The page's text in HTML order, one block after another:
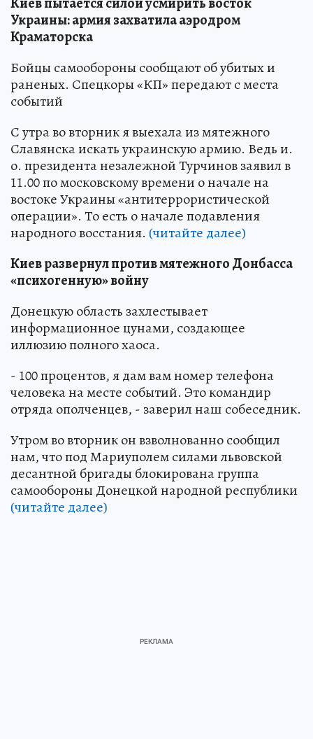
Украины: армия захватила аэродром
Краматорска
Бойцы самообороны сообщают об убитых и
раненых. Спецкоры «КП» передают с места
событий
С утра во вторник я выехала из мятежного
Славянска искать украинскую армию. Ведь и.
о. президента незалежной Турчинов заявил в
11.00 по московскому времени о начале на
востоке Украины «антитеррористической
операции». То есть о начале подавления
народного восстания. (читайте далее)
Киев развернул против мятежного Донбасса
«психогенную» войну
Донецкую область захлестывает
информационное цунами, создающее
иллюзию полного хаоса.
- 100 процентов, я дам вам номер телефона
человека на месте событий. Это командир
отряда ополченцев, - заверил наш собеседник.
Утром во вторник он взволнованно сообщил
нам, что под Мариуполем силами львовской
десантной бригады блокирована группа
самообороны Донецкой народной республики
(читайте далее)